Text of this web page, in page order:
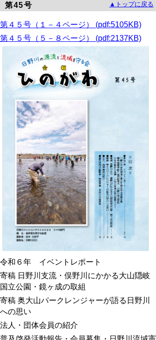
第45号 ▲トップに戻る
第４５号（１－４ページ） (pdf:5105KB)
第４５号（５－８ページ） (pdf:2137KB)
令和６年 イベントレポート
寄稿 日野川支流・俣野川にかかる大山隠岐
国立公園・鏡ヶ成の取組
寄稿 奥大山パークレンジャーが語る日野川
への思い
法人・団体会員の紹介